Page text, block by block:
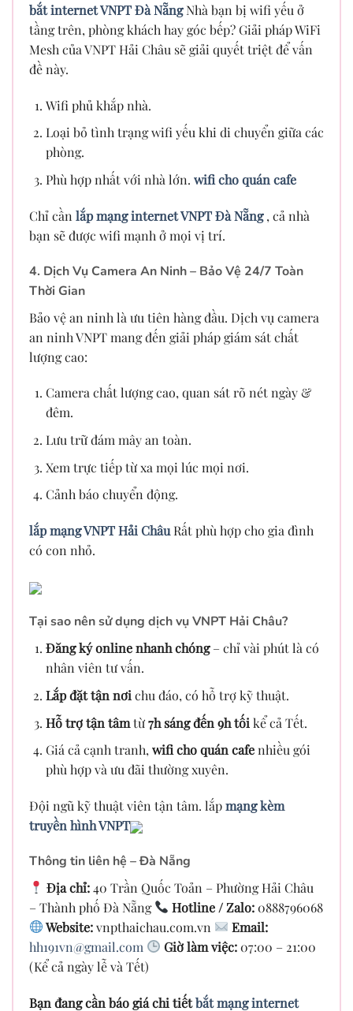
bắt internet VNPT Đà Nẵng Nhà bạn bị wifi yếu ở
tầng trên, phòng khách hay góc bếp? Giải pháp WiFi
Mesh của VNPT Hải Châu sẽ giải quyết triệt để vấn
đề này.
Wifi phủ khắp nhà.
Loại bỏ tình trạng wifi yếu khi di chuyển giữa các
phòng.
Phù hợp nhất với nhà lớn. wifi cho quán cafe
Chỉ cần lắp mạng internet VNPT Đà Nẵng , cả nhà
bạn sẽ được wifi mạnh ở mọi vị trí.
4. Dịch Vụ Camera An Ninh – Bảo Vệ 24/7 Toàn
Thời Gian
Bảo vệ an ninh là ưu tiên hàng đầu. Dịch vụ camera
an ninh VNPT mang đến giải pháp giám sát chất
lượng cao:
Camera chất lượng cao, quan sát rõ nét ngày &
đêm.
Lưu trữ đám mây an toàn.
Xem trực tiếp từ xa mọi lúc mọi nơi.
Cảnh báo chuyển động.
lắp mạng VNPT Hải Châu Rất phù hợp cho gia đình
có con nhỏ.
Tại sao nên sử dụng dịch vụ VNPT Hải Châu?
Đăng ký online nhanh chóng– chỉ vài phút là có
nhân viên tư vấn.
Lắp đặt tận nơi chu đáo, có hỗ trợ kỹ thuật.
Hỗ trợ tận tâmtừ7h sáng đến 9h tối kể cả Tết.
Giá cả cạnh tranh,wifi cho quán cafenhiều gói
phù hợp và ưu đãi thường xuyên.
Đội ngũ kỹ thuật viên tận tâm. lắpmạng kèm
truyền hình VNPT
Thông tin liên hệ – Đà Nẵng
Địa chỉ:40 Trần Quốc Toản – Phường Hải Châu
– Thành phố Đà Nẵng
Hotline / Zalo:0888796068
Website:vnpthaichau.com.vn
Email:
hh191vn@gmail.com
Giờ làm việc:07:00 – 21:00
(Kể cả ngày lễ và Tết)
Bạn đang cần báo giá chi tiếtbắt mạng internet